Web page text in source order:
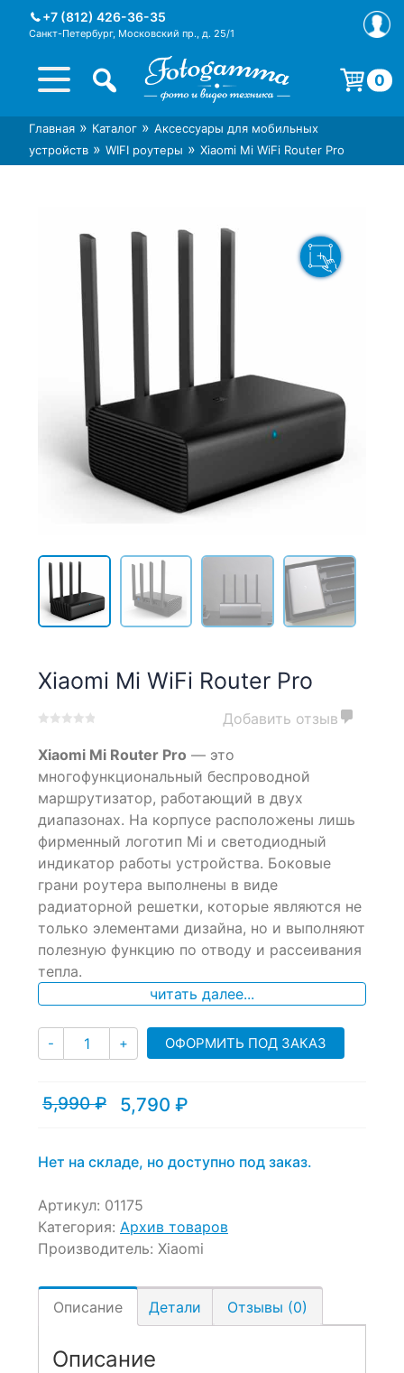
+7 (812) 426-36-35
Санкт-Петербург, Московский пр., д. 25/1
Интернет-магазин фототехники
Foto-Gamma в СПб
Магазин фотоаксессуаров foto-
gamma.ru
0
Корзина пуста.
Главная » Каталог » Аксессуары для мобильных
устройств » WIFI роутеры » Xiaomi Mi WiFi Router Pro
Xiaomi Mi WiFi Router Pro
out
on
customer
ratings
Добавить отзыв
Xiaomi Mi Router Pro — это
многофункциональный беспроводной
маршрутизатор, работающий в двух
диапазонах. На корпусе расположены лишь
фирменный логотип Mi и светодиодный
индикатор работы устройства. Боковые
грани роутера выполнены в виде
радиаторной решетки, которые являются не
только элементами дизайна, но и выполняют
полезную функцию по отводу и рассеивания
тепла.
читать далее...
- Количество
+ ОФОРМИТЬ ПОД ЗАКАЗ
5,990₽
Первоначальная
5,990 ₽.
5,790 ₽
Текущая
Нет на складе, но доступно под заказ.
Артикул: 01175
Категория: Архив товаров
Производитель: Xiaomi
Описание Детали Отзывы (0)
Описание